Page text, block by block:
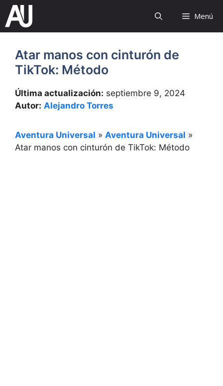
Saltar
contenido
Menú
Atar manos con cinturón de
TikTok: Método
Última actualización: septiembre 9, 2024
Autor: Alejandro Torres
Aventura Universal » Aventura Universal »
Atar manos con cinturón de TikTok: Método